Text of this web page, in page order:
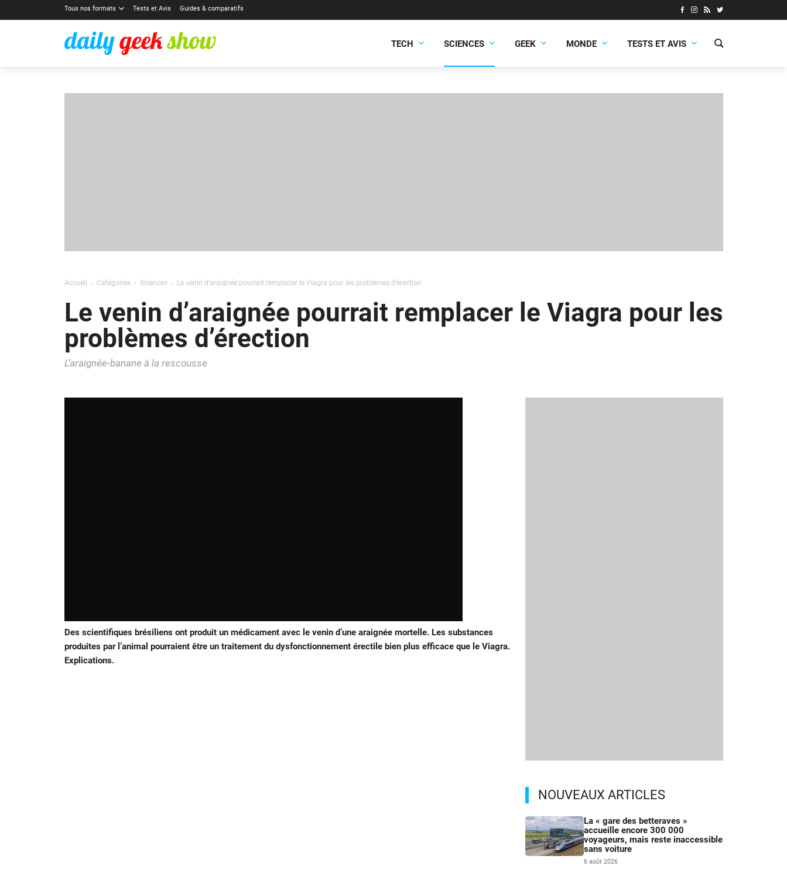
Tous nos formats Tests et Avis Guides & comparatifs
TECH SCIENCES GEEK MONDE TESTS ET AVIS
Accueil Catégories Sciences Le venin d’araignée pourrait remplacer le Viagra pour les problèmes d’érection
Le venin d’araignée pourrait remplacer le Viagra pour les
problèmes d’érection
L’araignée-banane à la rescousse
Des scientifiques brésiliens ont produit un médicament avec le venin d’une araignée mortelle. Les substances
produites par l’animal pourraient être un traitement du dysfonctionnement érectile bien plus efficace que le Viagra.
Explications.
NOUVEAUX ARTICLES
La « gare des betteraves »
accueille encore 300 000
voyageurs, mais reste inaccessible
sans voiture
6 août 2026